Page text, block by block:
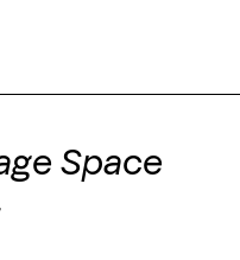
Space